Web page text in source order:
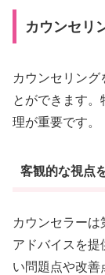
カウンセリ
カウンセリング
とができます
理が重要です。
客観的な視点
カウンセラー
アドバイスを提
い問題点や改善